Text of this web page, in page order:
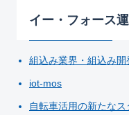
イー・フォース
組込み業界・組込み開
iot-mos
自転車活用の新たな